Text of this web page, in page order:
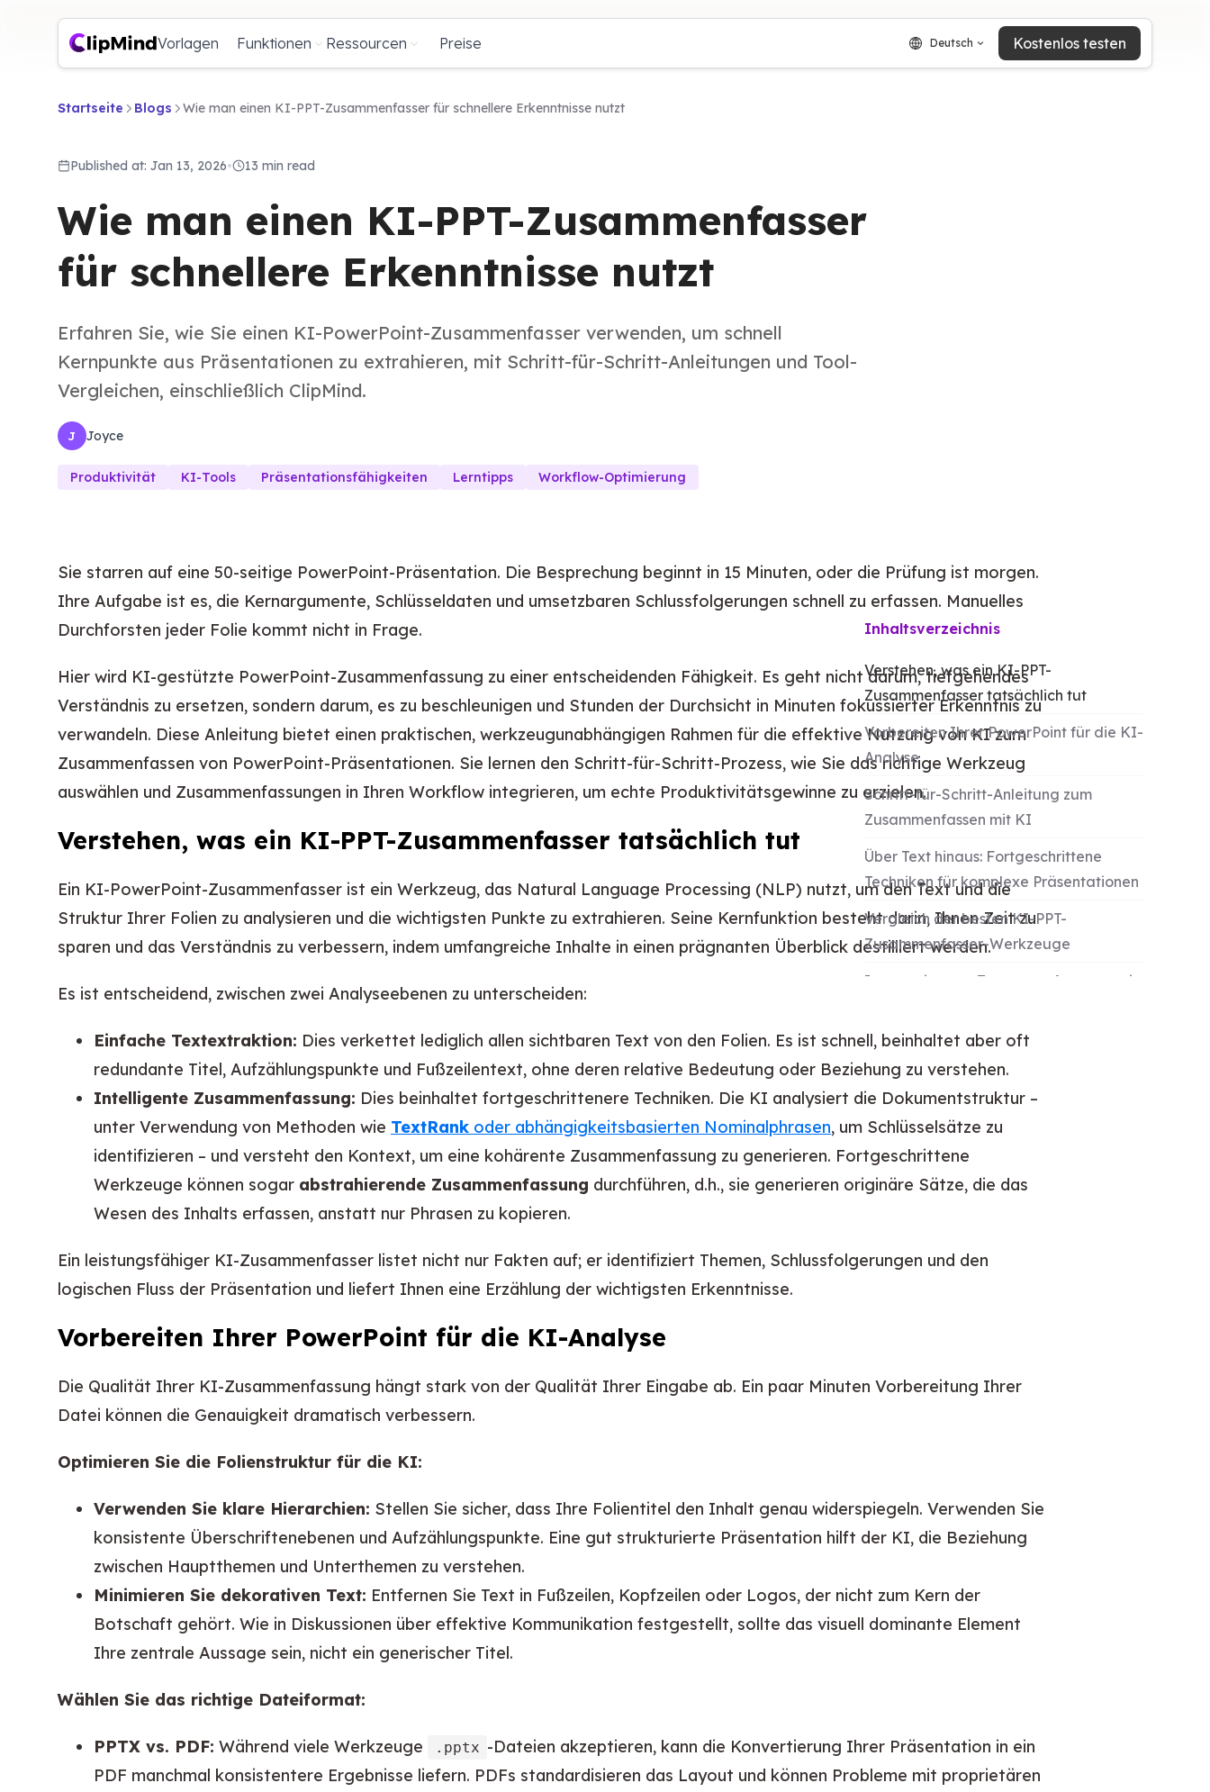
Vorlagen Funktionen Ressourcen Preise Deutsch Kostenlos testen
Startseite Blogs Wie man einen KI-PPT-Zusammenfasser für schnellere Erkenntnisse nutzt
Published at: Jan 13, 2026• 13 min read
Wie man einen KI-PPT-Zusammenfasser
für schnellere Erkenntnisse nutzt
Erfahren Sie, wie Sie einen KI-PowerPoint-Zusammenfasser verwenden, um schnell
Kernpunkte aus Präsentationen zu extrahieren, mit Schritt-für-Schritt-Anleitungen und Tool-
Vergleichen, einschließlich ClipMind.
J Joyce
Produktivität KI-Tools Präsentationsfähigkeiten Lerntipps Workflow-Optimierung
Sie starren auf eine 50-seitige PowerPoint-Präsentation. Die Besprechung beginnt in 15 Minuten, oder die Prüfung ist morgen.
Ihre Aufgabe ist es, die Kernargumente, Schlüsseldaten und umsetzbaren Schlussfolgerungen schnell zu erfassen. Manuelles
Durchforsten jeder Folie kommt nicht in Frage.
Hier wird KI-gestützte PowerPoint-Zusammenfassung zu einer entscheidenden Fähigkeit. Es geht nicht darum, tiefgehendes
Verständnis zu ersetzen, sondern darum, es zu beschleunigen und Stunden der Durchsicht in Minuten fokussierter Erkenntnis zu
verwandeln. Diese Anleitung bietet einen praktischen, werkzeugunabhängigen Rahmen für die effektive Nutzung von KI zum
Zusammenfassen von PowerPoint-Präsentationen. Sie lernen den Schritt-für-Schritt-Prozess, wie Sie das richtige Werkzeug
auswählen und Zusammenfassungen in Ihren Workflow integrieren, um echte Produktivitätsgewinne zu erzielen.
Verstehen, was ein KI-PPT-Zusammenfasser tatsächlich tut
Ein KI-PowerPoint-Zusammenfasser ist ein Werkzeug, das Natural Language Processing (NLP) nutzt, um den Text und die
Struktur Ihrer Folien zu analysieren und die wichtigsten Punkte zu extrahieren. Seine Kernfunktion besteht darin, Ihnen Zeit zu
sparen und das Verständnis zu verbessern, indem umfangreiche Inhalte in einen prägnanten Überblick destilliert werden.
Es ist entscheidend, zwischen zwei Analyseebenen zu unterscheiden:
Einfache Textextraktion: Dies verkettet lediglich allen sichtbaren Text von den Folien. Es ist schnell, beinhaltet aber oft
redundante Titel, Aufzählungspunkte und Fußzeilentext, ohne deren relative Bedeutung oder Beziehung zu verstehen.
Intelligente Zusammenfassung: Dies beinhaltet fortgeschrittenere Techniken. Die KI analysiert die Dokumentstruktur –
unter Verwendung von Methoden wie TextRank oder abhängigkeitsbasierten Nominalphrasen, um Schlüsselsätze zu
identifizieren – und versteht den Kontext, um eine kohärente Zusammenfassung zu generieren. Fortgeschrittene
Werkzeuge können sogar abstrahierende Zusammenfassung durchführen, d.h., sie generieren originäre Sätze, die das
Wesen des Inhalts erfassen, anstatt nur Phrasen zu kopieren.
Ein leistungsfähiger KI-Zusammenfasser listet nicht nur Fakten auf; er identifiziert Themen, Schlussfolgerungen und den
logischen Fluss der Präsentation und liefert Ihnen eine Erzählung der wichtigsten Erkenntnisse.
Vorbereiten Ihrer PowerPoint für die KI-Analyse
Die Qualität Ihrer KI-Zusammenfassung hängt stark von der Qualität Ihrer Eingabe ab. Ein paar Minuten Vorbereitung Ihrer
Datei können die Genauigkeit dramatisch verbessern.
Optimieren Sie die Folienstruktur für die KI:
Verwenden Sie klare Hierarchien: Stellen Sie sicher, dass Ihre Folientitel den Inhalt genau widerspiegeln. Verwenden Sie
konsistente Überschriftenebenen und Aufzählungspunkte. Eine gut strukturierte Präsentation hilft der KI, die Beziehung
zwischen Hauptthemen und Unterthemen zu verstehen.
Minimieren Sie dekorativen Text: Entfernen Sie Text in Fußzeilen, Kopfzeilen oder Logos, der nicht zum Kern der
Botschaft gehört. Wie in Diskussionen über effektive Kommunikation festgestellt, sollte das visuell dominante Element
Ihre zentrale Aussage sein, nicht ein generischer Titel.
Wählen Sie das richtige Dateiformat:
PPTX vs. PDF: Während viele Werkzeuge .pptx -Dateien akzeptieren, kann die Konvertierung Ihrer Präsentation in ein
PDF manchmal konsistentere Ergebnisse liefern. PDFs standardisieren das Layout und können Probleme mit proprietären
Inhaltsverzeichnis
Verstehen, was ein KI-PPT-
Zusammenfasser tatsächlich tut
Vorbereiten Ihrer PowerPoint für die KI-
Analyse
Schritt-für-Schritt-Anleitung zum
Zusammenfassen mit KI
Über Text hinaus: Fortgeschrittene
Techniken für komplexe Präsentationen
Vergleich der besten KI-PPT-
Zusammenfasser-Werkzeuge
Integration von Zusammenfassungen in
Best Practices und häufige Fehler, die
zu vermeiden sind
Die Zukunft der KI-gestützten
Präsentationsanalyse
Fazit